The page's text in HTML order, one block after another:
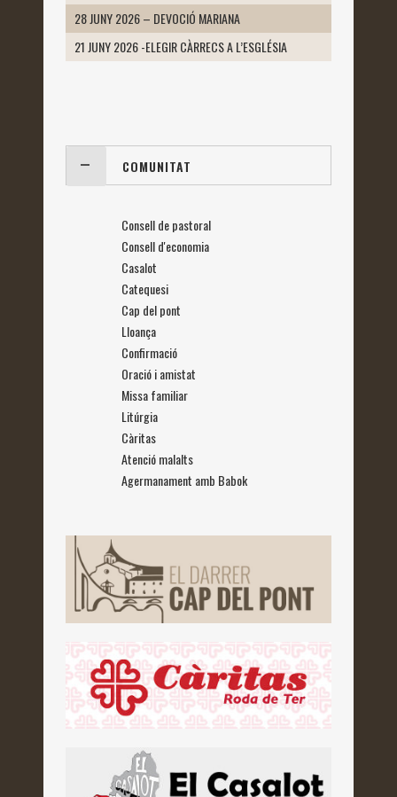
28 JUNY 2026 – DEVOCIÓ MARIANA
21 JUNY 2026 -ELEGIR CÀRRECS A L’ESGLÉSIA
COMUNITAT
Consell de pastoral
Consell d'economia
Casalot
Catequesi
Cap del pont
Lloança
Confirmació
Oració i amistat
Missa familiar
Litúrgia
Càritas
Atenció malalts
Agermanament amb Babok